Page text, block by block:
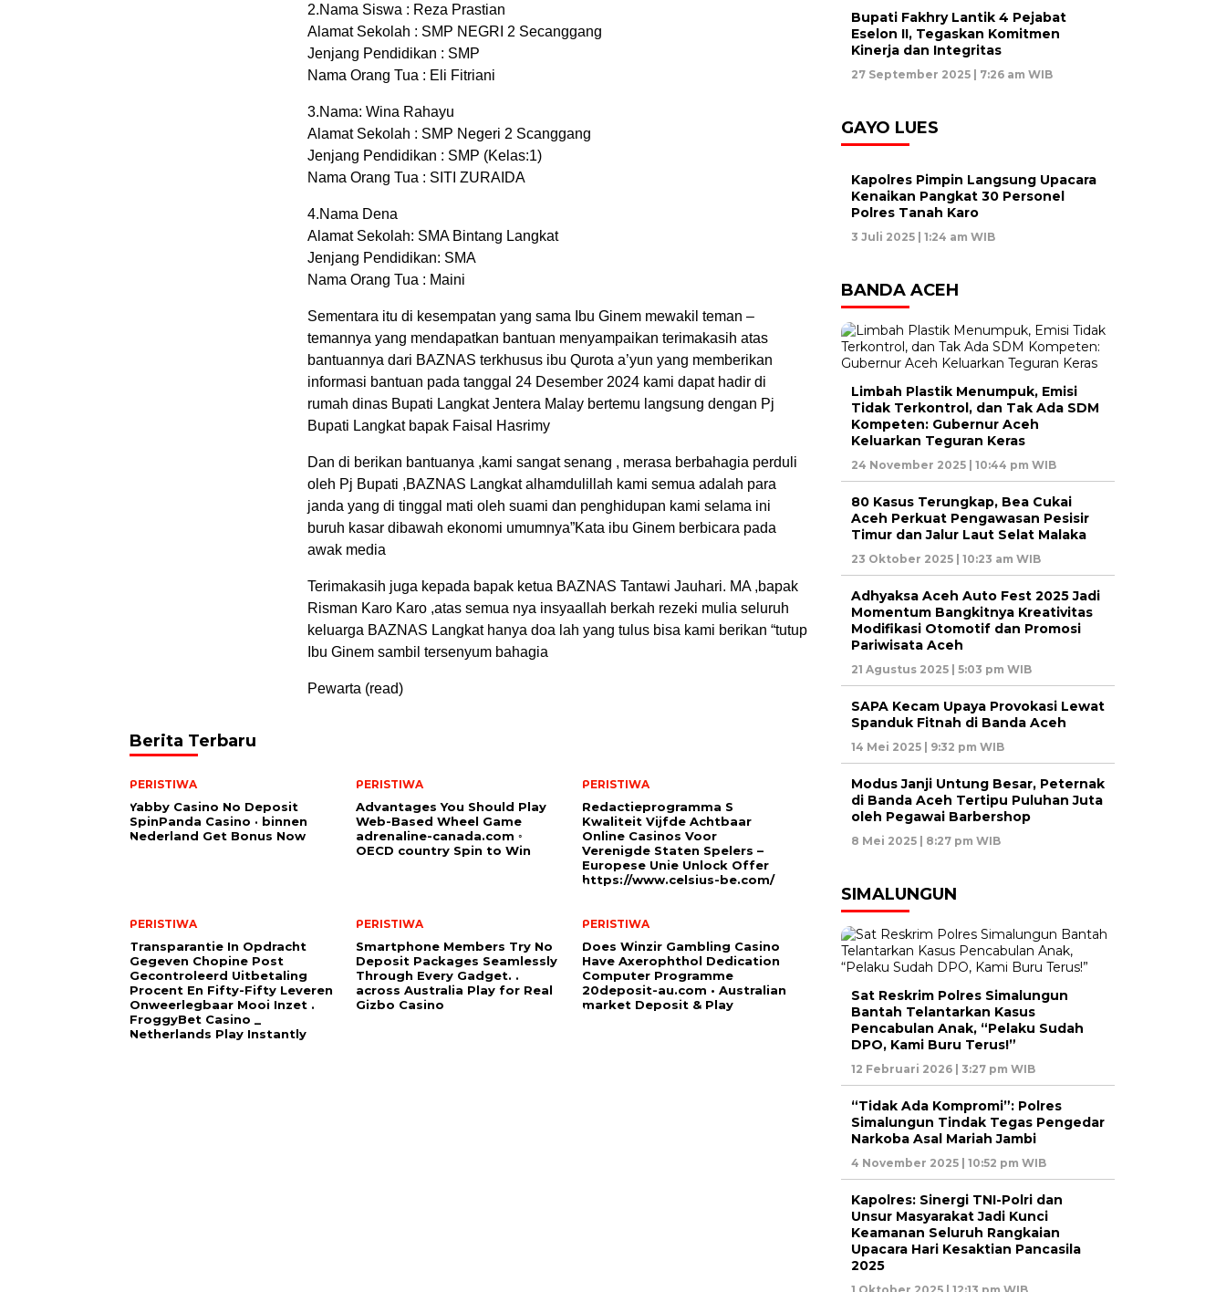
2.Nama Siswa : Reza Prastian
Alamat Sekolah : SMP NEGRI 2 Secanggang
Jenjang Pendidikan : SMP
Nama Orang Tua : Eli Fitriani
3.Nama: Wina Rahayu
Alamat Sekolah : SMP Negeri 2 Scanggang
Jenjang Pendidikan : SMP (Kelas:1)
Nama Orang Tua : SITI ZURAIDA
4.Nama Dena
Alamat Sekolah: SMA Bintang Langkat
Jenjang Pendidikan: SMA
Nama Orang Tua : Maini
Sementara itu di kesempatan yang sama Ibu Ginem mewakil teman –
temannya yang mendapatkan bantuan menyampaikan terimakasih atas
bantuannya dari BAZNAS terkhusus ibu Qurota a’yun yang memberikan
informasi bantuan pada tanggal 24 Desember 2024 kami dapat hadir di
rumah dinas Bupati Langkat Jentera Malay bertemu langsung dengan Pj
Bupati Langkat bapak Faisal Hasrimy
Dan di berikan bantuanya ,kami sangat senang , merasa berbahagia perduli
oleh Pj Bupati ,BAZNAS Langkat alhamdulillah kami semua adalah para
janda yang di tinggal mati oleh suami dan penghidupan kami selama ini
buruh kasar dibawah ekonomi umumnya”Kata ibu Ginem berbicara pada
awak media
Terimakasih juga kepada bapak ketua BAZNAS Tantawi Jauhari. MA ,bapak
Risman Karo Karo ,atas semua nya insyaallah berkah rezeki mulia seluruh
keluarga BAZNAS Langkat hanya doa lah yang tulus bisa kami berikan “tutup
Ibu Ginem sambil tersenyum bahagia
Pewarta (read)
Berita Terbaru
PERISTIWA
Yabby Casino No Deposit
SpinPanda Casino · binnen
Nederland Get Bonus Now
PERISTIWA
Advantages You Should Play
Web-Based Wheel Game
adrenaline-canada.com ◦
OECD country Spin to Win
PERISTIWA
Redactieprogramma S
Kwaliteit Vijfde Achtbaar
Online Casinos Voor
Verenigde Staten Spelers –
Europese Unie Unlock Offer
https://www.celsius-be.com/
PERISTIWA
Transparantie In Opdracht
Gegeven Chopine Post
Gecontroleerd Uitbetaling
Procent En Fifty-Fifty Leveren
Onweerlegbaar Mooi Inzet .
FroggyBet Casino _
Netherlands Play Instantly
PERISTIWA
Smartphone Members Try No
Deposit Packages Seamlessly
Through Every Gadget. .
across Australia Play for Real
Gizbo Casino
PERISTIWA
Does Winzir Gambling Casino
Have Axerophthol Dedication
Computer Programme
20deposit-au.com • Australian
market Deposit & Play
Bupati Fakhry Lantik 4 Pejabat
Eselon II, Tegaskan Komitmen
Kinerja dan Integritas
27 September 2025 | 7:26 am WIB
GAYO LUES
Kapolres Pimpin Langsung Upacara
Kenaikan Pangkat 30 Personel
Polres Tanah Karo
3 Juli 2025 | 1:24 am WIB
BANDA ACEH
Limbah Plastik Menumpuk, Emisi
Tidak Terkontrol, dan Tak Ada SDM
Kompeten: Gubernur Aceh
Keluarkan Teguran Keras
24 November 2025 | 10:44 pm WIB
80 Kasus Terungkap, Bea Cukai
Aceh Perkuat Pengawasan Pesisir
Timur dan Jalur Laut Selat Malaka
23 Oktober 2025 | 10:23 am WIB
Adhyaksa Aceh Auto Fest 2025 Jadi
Momentum Bangkitnya Kreativitas
Modifikasi Otomotif dan Promosi
Pariwisata Aceh
21 Agustus 2025 | 5:03 pm WIB
SAPA Kecam Upaya Provokasi Lewat
Spanduk Fitnah di Banda Aceh
14 Mei 2025 | 9:32 pm WIB
Modus Janji Untung Besar, Peternak
di Banda Aceh Tertipu Puluhan Juta
oleh Pegawai Barbershop
8 Mei 2025 | 8:27 pm WIB
SIMALUNGUN
Sat Reskrim Polres Simalungun
Bantah Telantarkan Kasus
Pencabulan Anak, “Pelaku Sudah
DPO, Kami Buru Terus!”
12 Februari 2026 | 3:27 pm WIB
“Tidak Ada Kompromi”: Polres
Simalungun Tindak Tegas Pengedar
Narkoba Asal Mariah Jambi
4 November 2025 | 10:52 pm WIB
Kapolres: Sinergi TNI-Polri dan
Unsur Masyarakat Jadi Kunci
Keamanan Seluruh Rangkaian
Upacara Hari Kesaktian Pancasila
2025